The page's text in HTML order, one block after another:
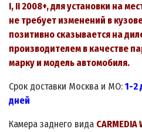
I, II 2008+, для установки на
не требует изменений в
позитивно сказывается на
производителем в качестве
марку и модель автомобиля.
Срок доставки Москва и МО: 1-2
дней
Камера заднего вида CARMEDIA